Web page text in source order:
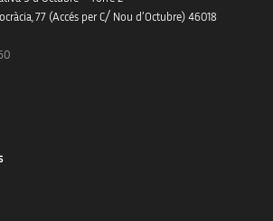
77 (Accés per C/ Nou d’Octubre) 46018